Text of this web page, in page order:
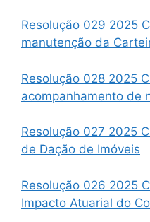
Resolução 029 2025
manutenção da
Resolução 028 2025
acompanhamento de
Resolução 027 2025
de Dação de Imóveis
Resolução 026 2025
Impacto Atuarial do